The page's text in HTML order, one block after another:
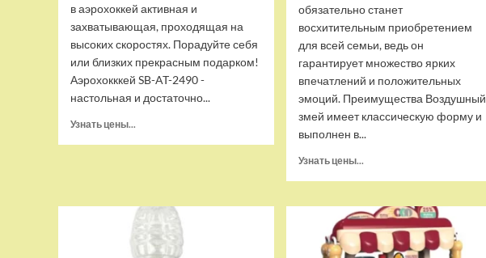
в аэрохоккей активная и
захватывающая, проходящая на
высоких скоростях. Порадуйте себя
или близких прекрасным подарком!
Аэрохокккей SB-AT-2490 -
настольная и достаточно...
Узнать цены...
AT-
2490
обязательно станет
восхитительным приобретением
для всей семьи, ведь он
гарантирует множество ярких
впечатлений и положительных
эмоций. Преимущества Воздушный
змей имеет классическую форму и
выполнен в...
Узнать цены...
Воздушный
змей
HASI
Тигр